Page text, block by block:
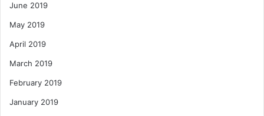
June 2019
May 2019
April 2019
March 2019
February 2019
January 2019